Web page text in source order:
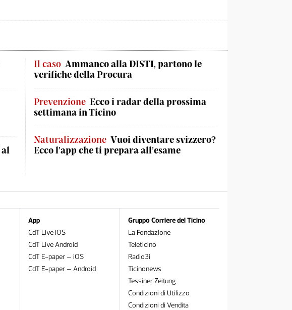
Il caso Ammanco alla DISTI, partono le
verifiche della Procura
Prevenzione Ecco i radar della prossima
settimana in Ticino
Naturalizzazione Vuoi diventare svizzero?
Ecco l’app che ti prepara all’esame
App
CdT Live iOS
CdT Live Android
CdT E-paper – iOS
CdT E-paper – Android
Gruppo Corriere del Ticino
La Fondazione
Teleticino
Radio3i
Ticinonews
Tessiner Zeitung
Condizioni di Utilizzo
Condizioni di Vendita